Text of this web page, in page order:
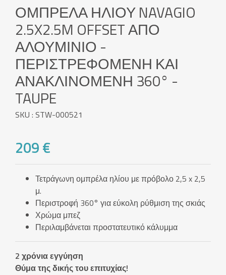
ΟΜΠΡΈΛΑ ΗΛΊΟΥ NAVAGIO
2.5X2.5M OFFSET ΑΠΌ
ΑΛΟΥΜΊΝΙΟ -
ΠΕΡΙΣΤΡΕΦΌΜΕΝΗ ΚΑΙ
ΑΝΑΚΛΙΝΌΜΕΝΗ 360° -
TAUPE
SKU : STW-000521
209 €
Τετράγωνη ομπρέλα ηλίου με πρόβολο 2,5 x 2,5
μ.
Περιστροφή 360° για εύκολη ρύθμιση της σκιάς
Χρώμα μπεζ
Περιλαμβάνεται προστατευτικό κάλυμμα
2 χρόνια εγγύηση
Θύμα της δικής του επιτυχίας!